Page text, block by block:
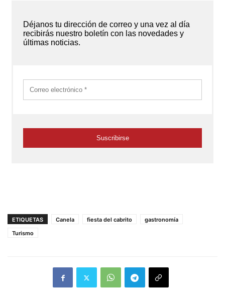
ETIQUETAS Canela fiesta del cabrito
gastronomía
Turismo